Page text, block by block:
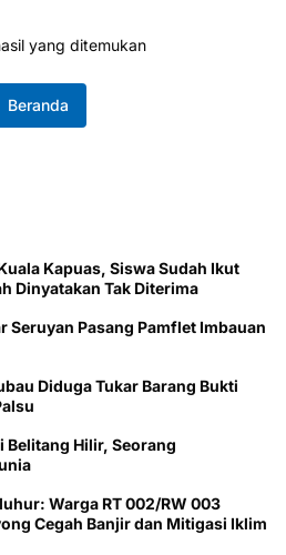
yang ditemukan
Beranda
Kapuas, Siswa Sudah Ikut
Dinyatakan Tak Diterima
Seruyan Pasang Pamflet Imbauan
Diduga Tukar Barang Bukti
Belitang Hilir, Seorang
Warga RT 002/RW 003
Cegah Banjir dan Mitigasi Iklim